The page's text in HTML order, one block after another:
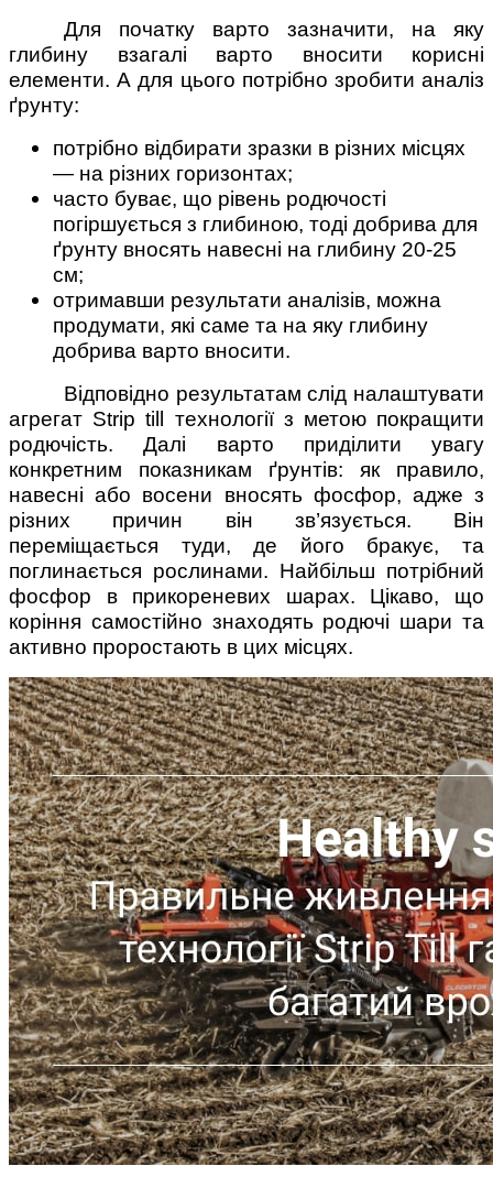
Для початку варто зазначити, на яку
глибину взагалі варто вносити корисні
елементи. А для цього потрібно зробити аналіз
ґрунту:
потрібно відбирати зразки в різних місцях
— на різних горизонтах;
часто буває, що рівень родючості
погіршується з глибиною, тоді добрива для
ґрунту вносять навесні на глибину 20-25
см;
отримавши результати аналізів, можна
продумати, які саме та на яку глибину
добрива варто вносити.
Відповідно результатам слід налаштувати
агрегат Strip till технології з метою покращити
родючість. Далі варто приділити увагу
конкретним показникам ґрунтів: як правило,
навесні або восени вносять фосфор, адже з
різних причин він зв’язується. Він
переміщається туди, де його бракує, та
поглинається рослинами. Найбільш потрібний
фосфор в прикореневих шарах. Цікаво, що
коріння самостійно знаходять родючі шари та
активно проростають в цих місцях.